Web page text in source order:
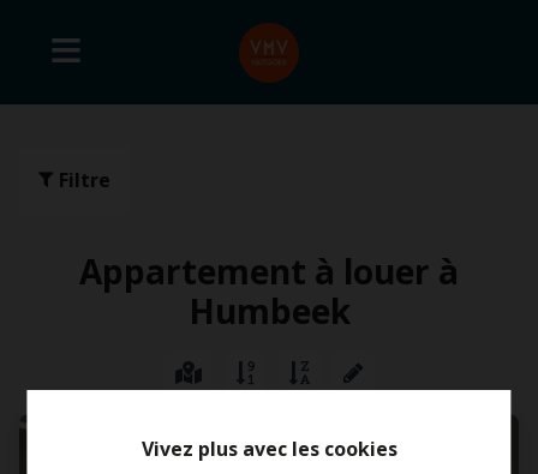
Vivez plus avec les cookies
Filtre
Appartement à louer à
Humbeek